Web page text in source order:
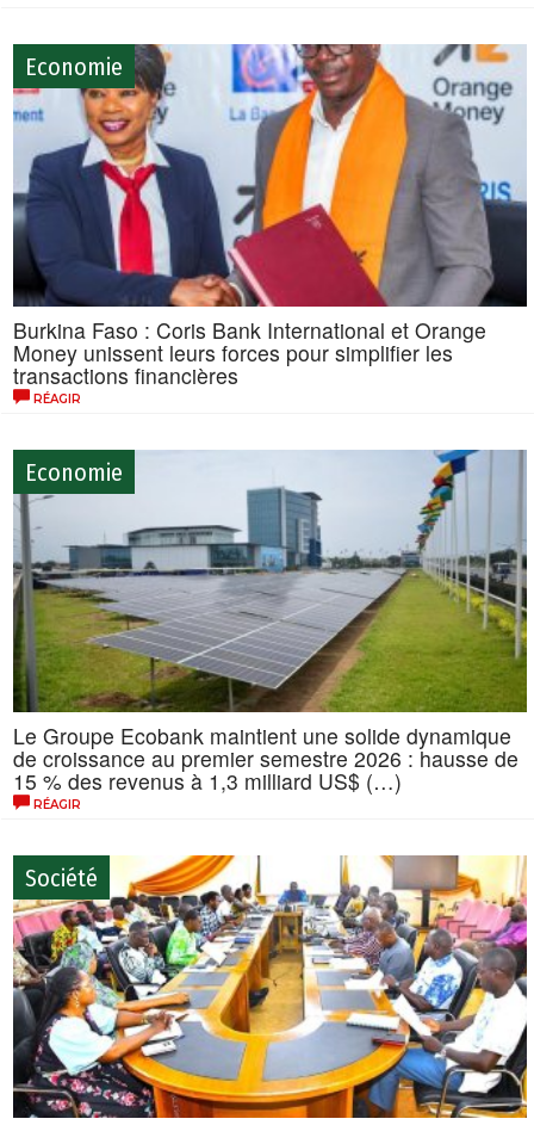
Economie
Burkina Faso : Coris Bank International et Orange
Money unissent leurs forces pour simplifier les
transactions financières
RÉAGIR
Economie
Le Groupe Ecobank maintient une solide dynamique
de croissance au premier semestre 2026 : hausse de
15 % des revenus à 1,3 milliard US$ (…)
RÉAGIR
Société